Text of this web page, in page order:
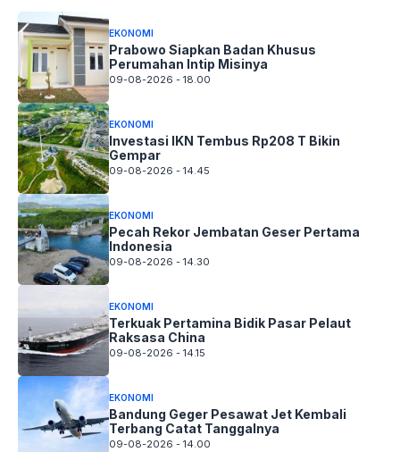
EKONOMI
Prabowo Siapkan Badan Khusus
Perumahan Intip Misinya
09-08-2026 - 18.00
EKONOMI
Investasi IKN Tembus Rp208 T Bikin
Gempar
09-08-2026 - 14.45
EKONOMI
Pecah Rekor Jembatan Geser Pertama
Indonesia
09-08-2026 - 14.30
EKONOMI
Terkuak Pertamina Bidik Pasar Pelaut
Raksasa China
09-08-2026 - 14.15
EKONOMI
Bandung Geger Pesawat Jet Kembali
Terbang Catat Tanggalnya
09-08-2026 - 14.00